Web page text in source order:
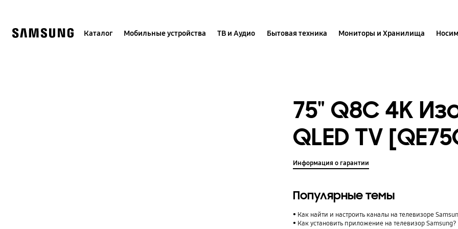
Каталог Мобильные устройства ТВ и Аудио Бытовая техника Мониторы и Хранилища
75" Q8C 4K
QLED TV
Информация о гарантии
Популярные темы
Как найти и настроить каналы на телевизоре
Как установить приложение на телевизор Samsung?